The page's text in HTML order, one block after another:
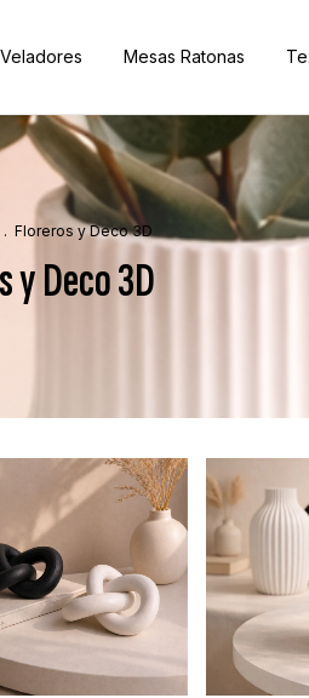
Veladores Mesas Ratonas
. Floreros y Deco 3D
y Deco 3D